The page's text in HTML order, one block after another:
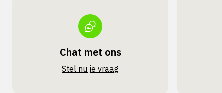
Chat met ons
Stel nu je vraag